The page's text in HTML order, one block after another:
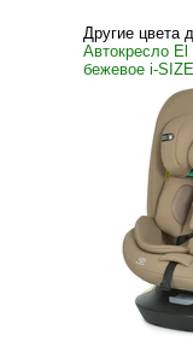
Другие цвета
Автокресло
бежевое i-